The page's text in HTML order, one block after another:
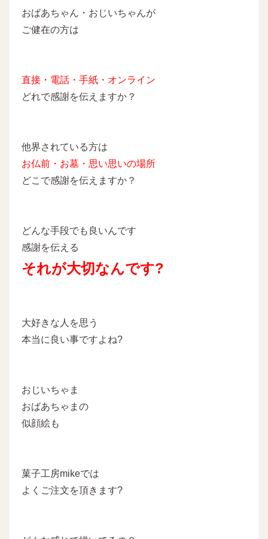
おばあちゃん・おじいちゃんが
ご健在の方は
直接・電話・手紙・オンライン
どれで感謝を伝えますか？
他界されている方は
お仏前・お墓・思い思いの場所
どこで感謝を伝えますか？
どんな手段でも良いんです
感謝を伝える
それが大切なんです?
大好きな人を思う
本当に良い事ですよね?
おじいちゃま
おばあちゃまの
似顔絵も
菓子工房mikeでは
よくご注文を頂きます?